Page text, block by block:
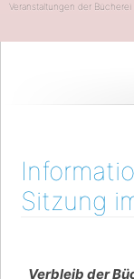
Veranstaltungen der Bücherei
Sitzung
Verbleib der